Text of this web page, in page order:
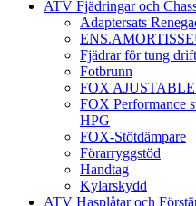
ATV Fjädringar och
Adaptersats
Fjädrar för tung drift
Fotbrunn
FOX
FOX Performance
HPG
FOX-Stötdämpare
Förarryggstöd
Handtag
Kylarskydd
ATV Hasplåtar och